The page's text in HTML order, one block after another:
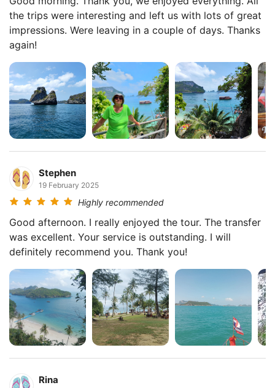
the trips were interesting and left us with lots of great
impressions. Were leaving in a couple of days. Thanks
again!
Stephen
19 February 2025
Highly recommended
Good afternoon. I really enjoyed the tour. The transfer
was excellent. Your service is outstanding. I will
definitely recommend you. Thank you!
Rina